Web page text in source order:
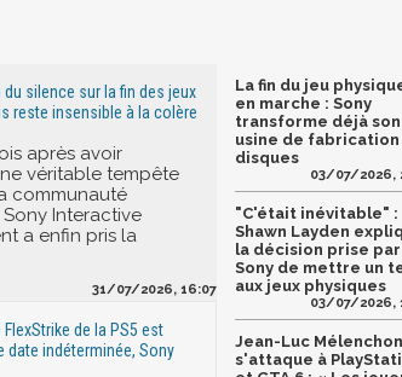
silence sur la fin des jeux
reste insensible à la colère
après avoir
véritable tempête
communauté
Sony Interactive
a enfin pris la
31/07/2026, 16:07
de la PS5 est
date indéterminée, Sony
La fin du jeu
en marche : Sony
transforme déjà son
usine de fabrication
disques
03/07/2026,
"C'était inévitable" :
Shawn Layden
la décision prise par
Sony de mettre un
aux jeux physiques
03/07/2026,
Jean-Luc Mélenchon
s'attaque à